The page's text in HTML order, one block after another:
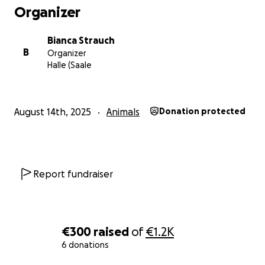
€300 raised of€1.2K
6 donations
die unsere Geschichte teilen und etwas spenden .
Organizer
B
Bianca Strauch
Organizer
Halle (Saale
August 14th, 2025 Animals Donation protected
Report fundraiser